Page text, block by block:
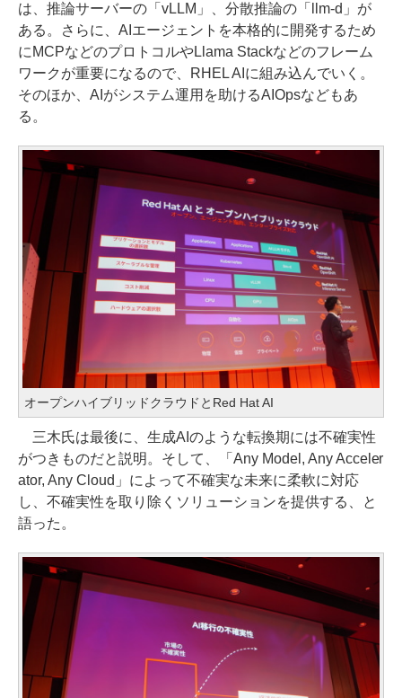
は、推論サーバーの「vLLM」、分散推論の「llm-d」が
ある。さらに、AIエージェントを本格的に開発するため
にMCPなどのプロトコルやLlama Stackなどのフレーム
ワークが重要になるので、RHEL AIに組み込んでいく。
そのほか、AIがシステム運用を助けるAIOpsなどもあ
る。
オープンハイブリッドクラウドとRed Hat AI
三木氏は最後に、生成AIのような転換期には不確実性
がつきものだと説明。そして、「Any Model, Any Acceler
ator, Any Cloud」によって不確実な未来に柔軟に対応
し、不確実性を取り除くソリューションを提供する、と
語った。